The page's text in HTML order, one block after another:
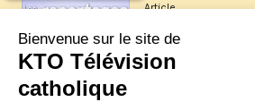
Article
Les reportages